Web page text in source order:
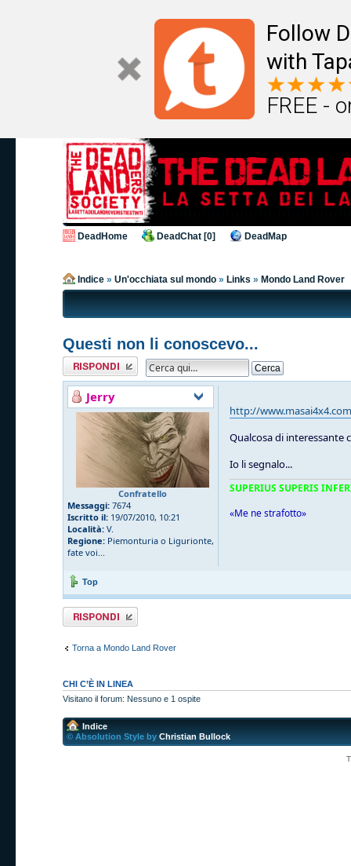
Follow
with
FREE -
DeadHome DeadChat [0] DeadMap
Indice » Un'occhiata sul mondo » Links » Mondo Land Rover
Questi non li conoscevo...
Rispondi al
messaggio
Jerry
Confratello
Messaggi: 7674
Iscritto il: 19/07/2010, 10:21
Località: V.
Regione: Piemonturia o Ligurionte,
fate voi...
http://
Qualcosa di interessante
Io li segnalo...
SUPERIUS SUPERIS
«Me ne strafotto»
Top
Rispondi al
messaggio
Torna a Mondo Land Rover
CHI C’È IN LINEA
Visitano il forum: Nessuno e 1 ospite
Indice
© Absolution Style by Christian Bullock